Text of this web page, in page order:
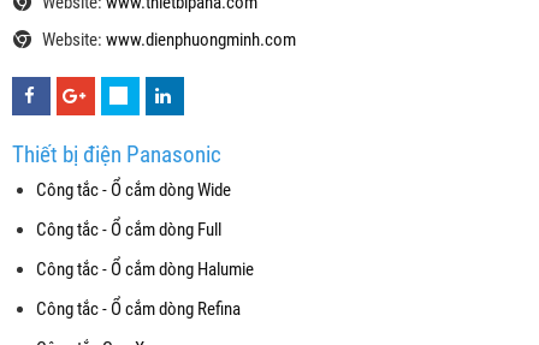
Website: www.dienphuongminh.com
Thiết bị điện Panasonic
Công tắc - Ổ cắm dòng Wide
Công tắc - Ổ cắm dòng Full
Công tắc - Ổ cắm dòng Halumie
Công tắc - Ổ cắm dòng Refina